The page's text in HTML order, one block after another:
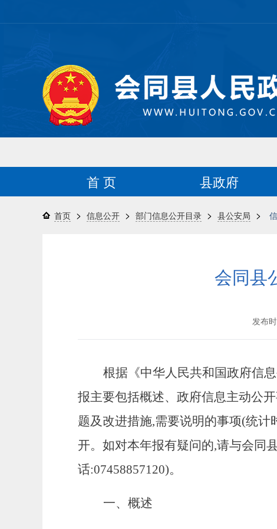
首 页 县政府
首页 > 信息公开 > 部门信息公开目录 > 县公安局 >
会同县
发布
根据《中华人民共和国政府信
报主要包括概述、政府信息主动公
题及改进措施,需要说明的事项(统计
开。如对本年报有疑问的,请与会同
话:07458857120)。
一、概述